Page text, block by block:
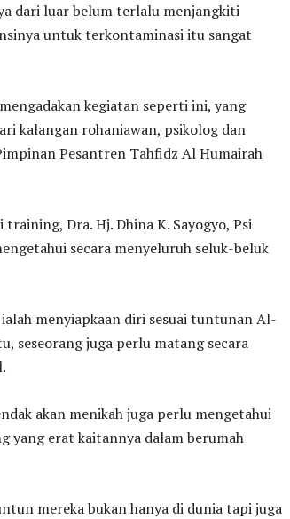
dari luar belum terlalu menjangkiti
untuk terkontaminasi itu sangat
kegiatan seperti ini, yang
kalangan rohaniawan, psikolog dan
Pesantren Tahfidz Al Humairah
Dra. Hj. Dhina K. Sayogyo, Psi
secara menyeluruh seluk-beluk
menyiapkaan diri sesuai tuntunan Al-
seseorang juga perlu matang secara
akan menikah juga perlu mengetahui
yang erat kaitannya dalam berumah
mereka bukan hanya di dunia tapi juga